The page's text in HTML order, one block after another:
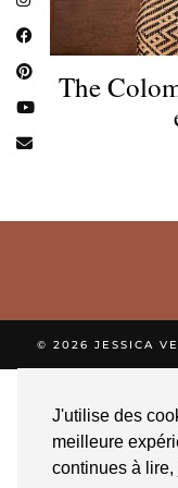
J'utilise des
meilleure
continues à
The
© 2026 JESSICA